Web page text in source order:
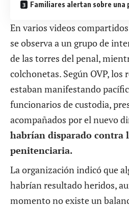
Familiares alertan sobre una
En varios videos
se observa a un grupo de
de las torres del penal,
colchonetas. Según OVP, los
estaban manifestando
funcionarios de custodia,
acompañados por el nuevo
habrían disparado contra
penitenciaria.
La organización indicó que
habrían resultado heridos,
momento no existe un